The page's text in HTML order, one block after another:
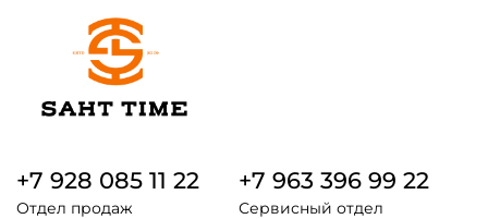
+7 928 085 11 22
Отдел продаж
+7 963 396 99 22
Сервисный отдел